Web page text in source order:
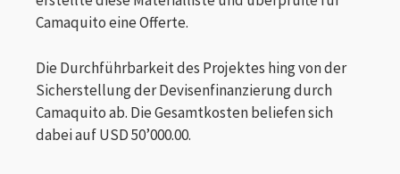
Camaquito eine Offerte.
Die Durchführbarkeit des Projektes hing von der
Sicherstellung der Devisenfinanzierung durch
Camaquito ab. Die Gesamtkosten beliefen sich
dabei auf USD 50’000.00.